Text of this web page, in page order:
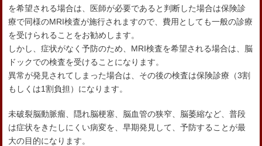
を希望される場合は、医師が必要であると判断した場合は保険診
療で同様のMRI検査が施行されますので、費用としても一般の診療
を受けられることをお勧めします。
しかし、症状がなく予防のため、MRI検査を希望される場合は、脳
ドックでの検査を受けることになります。
異常が発見されてしまった場合は、その後の検査は保険診療（3割
もしくは1割負担）になります。
未破裂脳動脈瘤、隠れ脳梗塞、脳血管の狭窄、脳萎縮など、普段
は症状をきたしにくい病変を、早期発見して、予防することが最
大の目的になります。